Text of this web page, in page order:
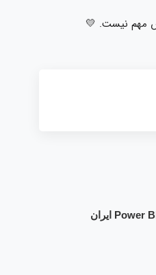
مهم نیست. 💛
چهارمین مسابقه بزرگ Power BI ایران